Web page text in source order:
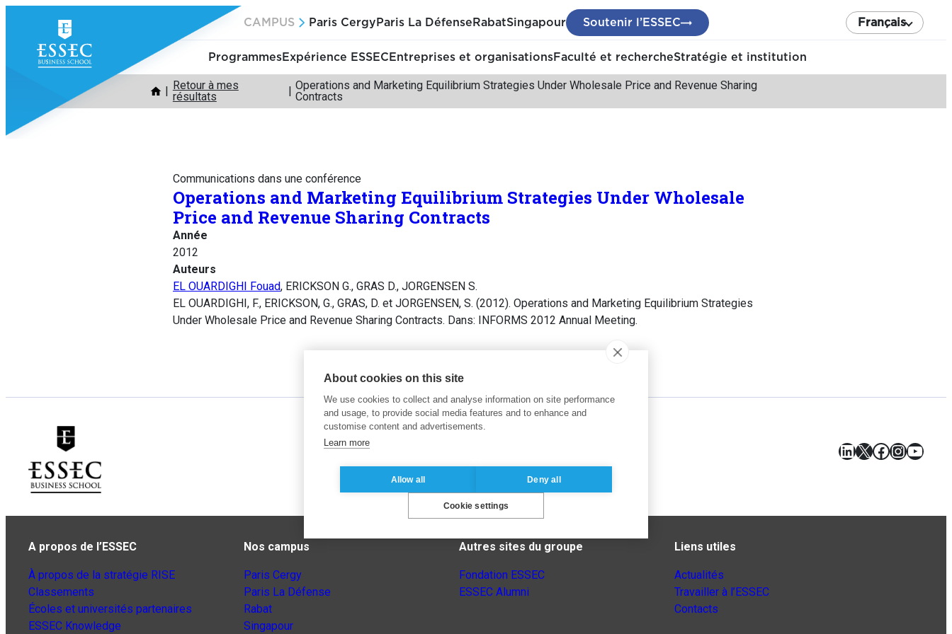
contenu
CAMPUS Paris Cergy Paris La Défense RabatSingapour Soutenir l’ESSEC Français
ProgrammesExpérience ESSEC Entreprises et organisationsFaculté et rechercheStratégie et institution
Retour à mes
résultats
Operations and Marketing Equilibrium Strategies Under Wholesale Price and Revenue Sharing
Contracts
Communications dans une conférence
Operations and Marketing Equilibrium Strategies Under Wholesale
Price and Revenue Sharing Contracts
Année
2012
Auteurs
EL OUARDIGHI Fouad, ERICKSON G., GRAS D., JORGENSEN S.
EL OUARDIGHI, F., ERICKSON, G., GRAS, D. et JORGENSEN, S. (2012). Operations and Marketing Equilibrium Strategies
Under Wholesale Price and Revenue Sharing Contracts. Dans: INFORMS 2012 Annual Meeting.
LinkedIn
X Facebook
A propos de l’ESSEC
À propos de la stratégie RISE
Classements
Écoles et universités partenaires
ESSEC Knowledge
Nos campus
Paris Cergy
Paris La Défense
Rabat
Singapour
Autres sites du groupe
Fondation ESSEC
ESSEC Alumni
Liens utiles
Actualités
Travailler à l’ESSEC
Contacts
About cookies on this site
We use cookies to collect and analyse information on site performance
and usage, to provide social media features and to enhance and
customise content and advertisements.
Learn more
Allow all Deny all
Cookie settings